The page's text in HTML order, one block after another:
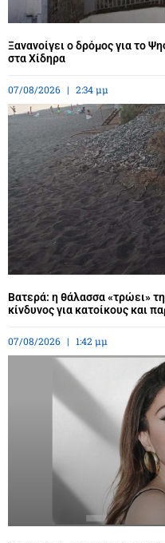
Ξανανοίγει ο δρόμος για το
στα Χίδηρα
07/08/2026 2:34 μμ
Βατερά: η θάλασσα «τρώει»
κίνδυνος για κατοίκους και
07/08/2026 1:42 μμ